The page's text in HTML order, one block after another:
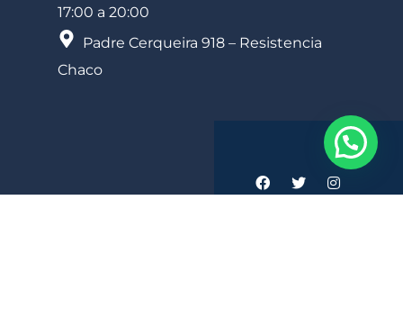
17:00 a 20:00
Padre Cerqueira 918 – Resistencia
Chaco